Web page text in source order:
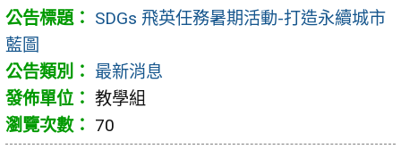
SDGs 飛英任務暑期活動-打造永續城市
藍圖
最新消息
教學組
70